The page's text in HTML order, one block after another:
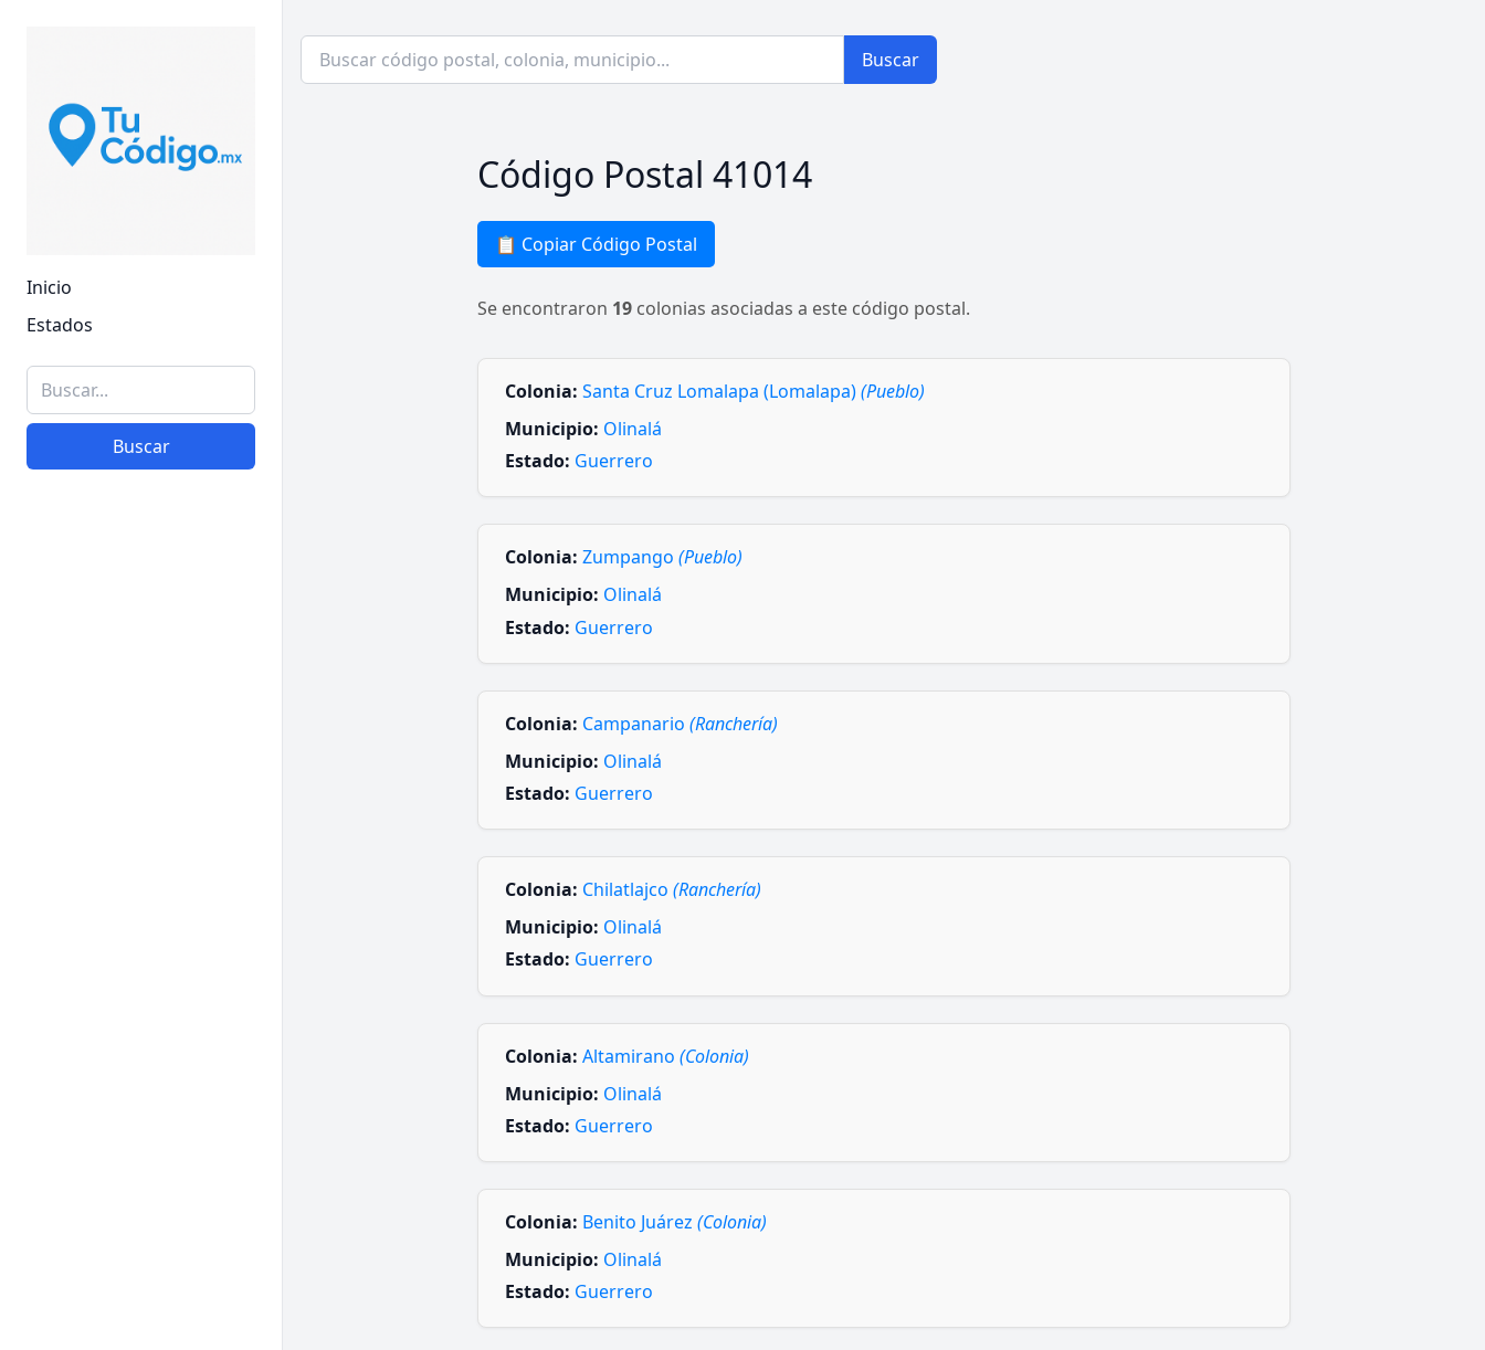
Inicio
Estados
Buscar
Buscar
Código Postal 41014
📋 Copiar Código Postal
Se encontraron 19 colonias asociadas a este código postal.
Colonia: Santa Cruz Lomalapa (Lomalapa)(Pueblo)
Municipio: Olinalá
Estado: Guerrero
Colonia: Zumpango (Pueblo)
Municipio: Olinalá
Estado: Guerrero
Colonia: Campanario (Ranchería)
Municipio: Olinalá
Estado: Guerrero
Colonia: Chilatlajco (Ranchería)
Municipio: Olinalá
Estado: Guerrero
Colonia: Altamirano (Colonia)
Municipio: Olinalá
Estado: Guerrero
Colonia: Benito Juárez (Colonia)
Municipio: Olinalá
Estado: Guerrero